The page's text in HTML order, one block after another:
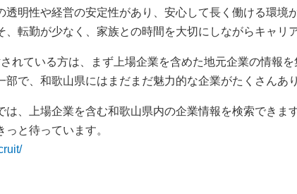
明性や経営の安定性があり、安心して長く働ける環境
転勤が少なく、家族との時間を大切にしながらキャリ
れている方は、まず上場企業を含めた地元企業の情報を
で、和歌山県にはまだまだ魅力的な企業がたくさんあり
は、上場企業を含む和歌山県内の企業情報を検索できます
と待っています。